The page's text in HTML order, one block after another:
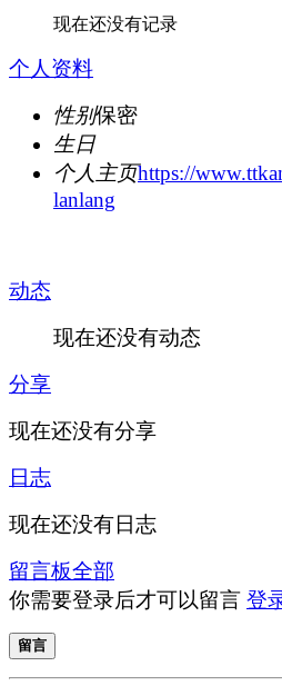
现在还没有记录
个人资料
性别保密
生日
个人主页https://
lanlang
动态
现在还没有动态
分享
现在还没有分享
日志
现在还没有日志
留言板全部
你需要登录后才可以留言 登
留言